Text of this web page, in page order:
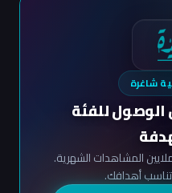
شاغرة
للفئة
المشاهدات الشهرية.
تناسب أهدافك.